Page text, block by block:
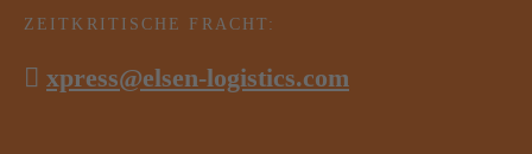
ZEITKRITISCHE FRACHT:
xpress@elsen-logistics.com